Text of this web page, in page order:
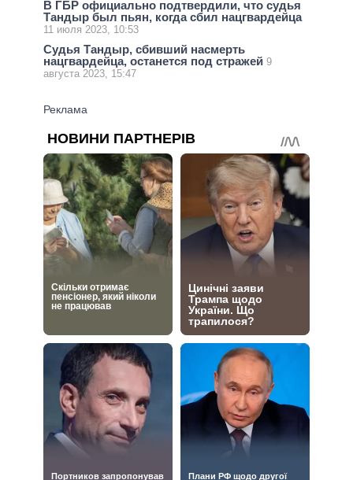
В ГБР официально подтвердили, что судья
Тандыр был пьян, когда сбил нацгвардейца
11 июля 2023, 10:53
Судья Тандыр, сбивший насмерть
нацгвардейца, останется под стражей 9
августа 2023, 15:47